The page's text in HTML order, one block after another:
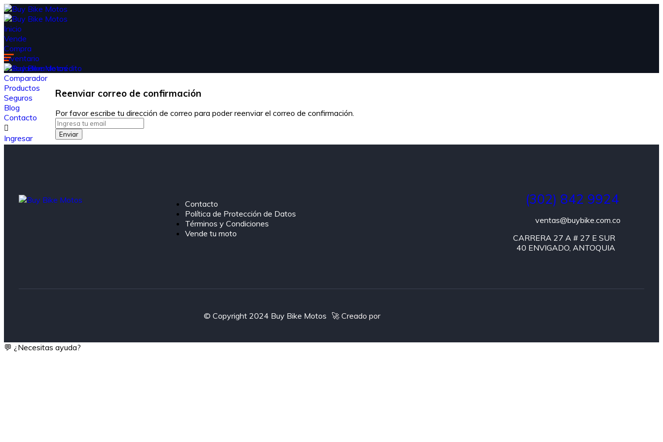
Inicio
Vende
Compra
Inventario
Calculadora de crédito
Comparador
Productos
Seguros
Blog
Contacto
Ingresar
Reenviar correo de confirmación
Por favor escribe tu dirección de correo para poder reenviar el correo de confirmación.
Enviar
Contacto
Política de Protección de Datos
Términos y Condiciones
Vende tu moto
(302) 842 9924
ventas@buybike.com.co
CARRERA 27 A # 27 E SUR
40 ENVIGADO, ANTOQUIA
© Copyright 2024 Buy Bike Motos 🚀 Creado por
💬 ¿Necesitas ayuda?